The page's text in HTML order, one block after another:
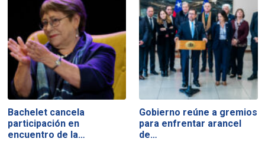
Bachelet cancela
participación en
encuentro de la…
Gobierno reúne a gremios
para enfrentar arancel
de…